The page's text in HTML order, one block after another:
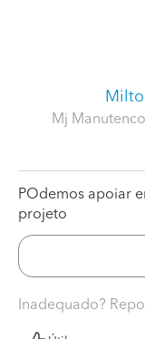
Mj
POdemos apoiar
projeto
Inadequado?